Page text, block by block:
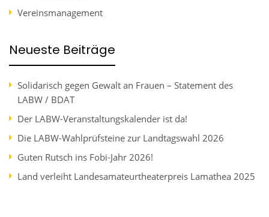
Vereinsmanagement
Neueste Beiträge
Solidarisch gegen Gewalt an Frauen – Statement des
LABW / BDAT
Der LABW-Veranstaltungskalender ist da!
Die LABW-Wahlprüfsteine zur Landtagswahl 2026
Guten Rutsch ins Fobi-Jahr 2026!
Land verleiht Landesamateurtheaterpreis Lamathea 2025